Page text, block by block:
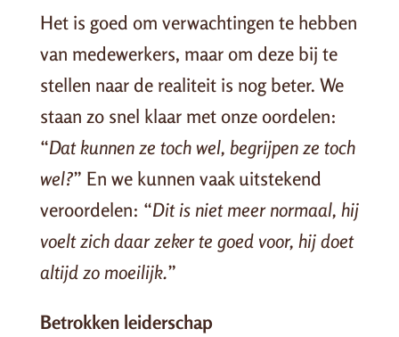
Het is goed om verwachtingen te hebben
van medewerkers, maar om deze bij te
stellen naar de realiteit is nog beter. We
staan zo snel klaar met onze oordelen:
“Dat kunnen ze toch wel, begrijpen ze toch
wel?” En we kunnen vaak uitstekend
veroordelen: “Dit is niet meer normaal, hij
voelt zich daar zeker te goed voor, hij doet
altijd zo moeilijk.”
Betrokken leiderschap